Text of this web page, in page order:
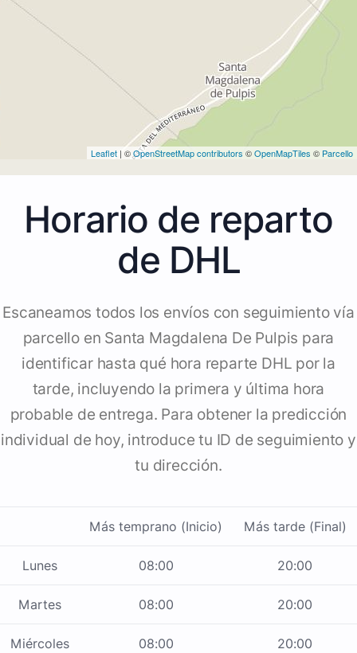
Leaflet | ©OpenStreetMap contributors ©OpenMapTiles © Parcello
Horario de reparto
de DHL
Escaneamos todos los envíos con seguimiento vía
parcello en Santa Magdalena De Pulpis para
identificar hasta qué hora reparte DHL por la
tarde, incluyendo la primera y última hora
probable de entrega. Para obtener la predicción
individual de hoy, introduce tu ID de seguimiento y
tu dirección.
Más temprano (Inicio) Más tarde (Final)
Lunes 08:00 20:00
Martes 08:00 20:00
Miércoles 08:00 20:00